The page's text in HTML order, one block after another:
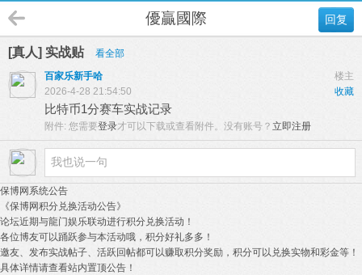
回复
優贏國際
[真人] 实战贴
看全部
楼主
百家乐新手哈
收藏
2026-4-28 21:54:50
比特币1分赛车实战记录
附件: 您需要登录才可以下载或查看附件。没有账号？ 立即注册
保博网系统公告
《保博网积分兑换活动公告》
论坛近期与龍门娱乐联动进行积分兑换活动！
各位博友可以踊跃参与本活动哦，积分好礼多多！
邀友、发布实战帖子、活跃回帖都可以赚取积分奖励，积分可以兑换实物和彩金等！
具体详情请查看站内置顶公告！